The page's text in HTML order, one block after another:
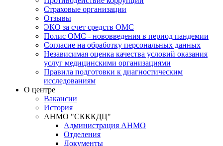
Страховые организации
Отзывы
ЭКО за счет средств ОМС
Полис ОМС - нововведения в период пандемии
Согласие на обработку персональных данных
Независимая оценка качества условий оказания
услуг медицинскими организациями
Правила подготовки к диагностическим
исследованиям
О центре
Вакансии
История
АНМО "СКККДЦ"
Администрация АНМО
Отделения
Документы